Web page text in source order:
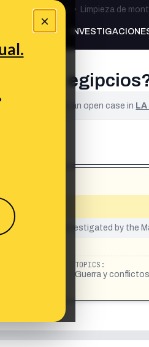
×
Bulos Ceuta • Limpieza de
a 21
verified. It is an open case in LA
not yet been investigated by the
TOPICS:
Guerra y